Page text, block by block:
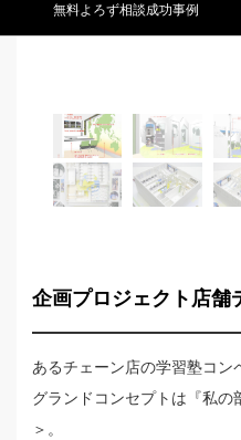
無料よろず相談成功事例
パース-1：受け付けカウン
企画プロジェクト店舗
あるチェーン店の学習塾コン
グランドコンセプトは『私の
＞。